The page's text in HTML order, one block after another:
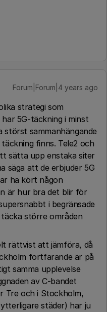
Forum|Forum|4 years ago
strategi som
5G-täckning i minst
störst sammanhängande
finns. Tele2 och
sätta upp enstaka siter
säga att de erbjuder 5G
ha kört någon
är hur bra det blir för
i begränsade
större områden
rättvist att jämföra, då
fortfarande är på
samma upplevelse
av C-bandet
Tre och i Stockholm,
städer) har ju